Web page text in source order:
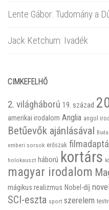
Lente Gábor: Tudomány a
Jack Ketchum: Ivadék
CIMKEFELHŐ
2. világháború 19. század
amerikai irodalom Anglia angol
Betűevők ajánlásával
emberi sorsok erőszak
holokauszt háború kortárs
magyar irodalom
mágikus realizmus Nobel-díj
SCI-eszta sport szerelem